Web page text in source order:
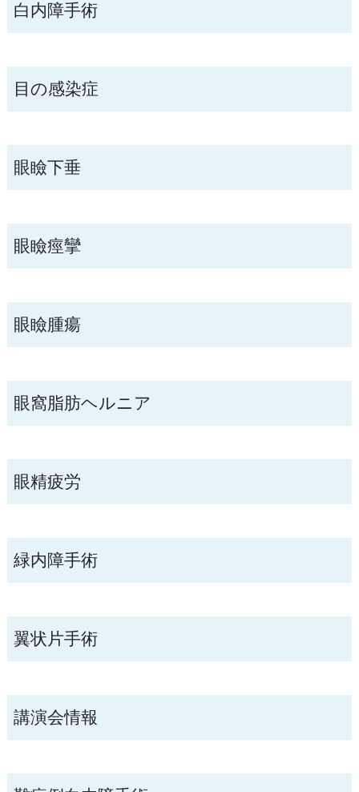
白内障手術
目の感染症
眼瞼下垂
眼瞼痙攣
眼瞼腫瘍
眼窩脂肪ヘルニア
眼精疲労
緑内障手術
翼状片手術
講演会情報